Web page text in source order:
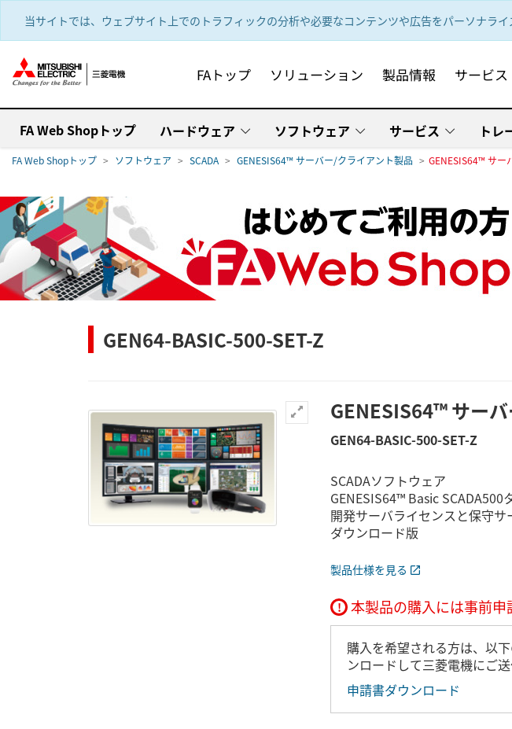
当サイトでは、ウェブサイト上でのトラフィックの分析や必要なコンテンツや広告をパーソナラ
FAトップ ソリューション 製品情報 サービ
FA Web Shopトップ ハードウェア ソフトウェア サービス トレ
FA Web Shopトップ ソフトウェア SCADA GENESIS64™ サーバー/クライアント製品 GENESIS64™ サー
GEN64-BASIC-500-SET-Z
GENESIS64™ サー
GEN64-BASIC-500-SET-Z
SCADAソフトウェア
GENESIS64™ Basic SCADA500
開発サーバライセンスと保守サ
ダウンロード版
製品仕様を見る
! 本製品の購入には事前申
購入を希望される方は、以
ンロードして三菱電機にご送
申請書ダウンロード